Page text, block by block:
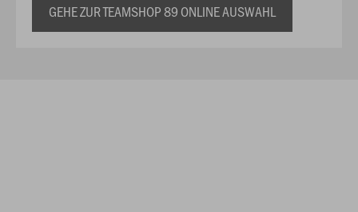
GEHE ZUR TEAMSHOP 89 ONLINE AUSWAHL